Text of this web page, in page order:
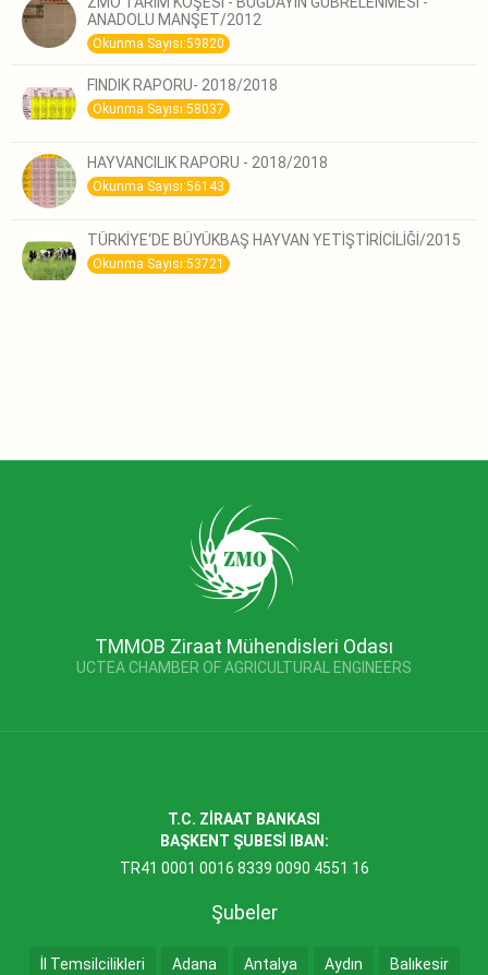
ANADOLU MANŞET/2012
Okunma Sayısı:59820
FINDIK RAPORU- 2018/2018
Okunma Sayısı:58037
HAYVANCILIK RAPORU - 2018/2018
Okunma Sayısı:56143
TÜRKİYE‘DE BÜYÜKBAŞ HAYVAN YETİŞTİRİCİLİĞİ/2015
Okunma Sayısı:53721
TMMOB Ziraat Mühendisleri Odası
UCTEA CHAMBER OF AGRICULTURAL ENGINEERS
T.C. ZİRAAT BANKASI
BAŞKENT ŞUBESİ IBAN:
TR41 0001 0016 8339 0090 4551 16
Şubeler
İl Temsilcilikleri Adana Antalya Aydın Balıkesir